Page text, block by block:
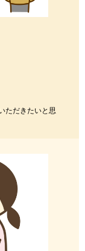
ただきたいと思